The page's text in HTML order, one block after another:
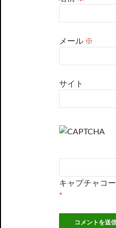
メール ※
サイト
キャプチャコ
*